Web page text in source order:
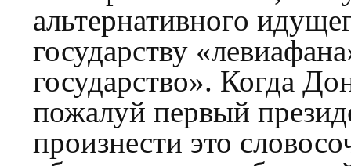
альтернативного
государству
государство». Когда
пожалуй первый
произнести это